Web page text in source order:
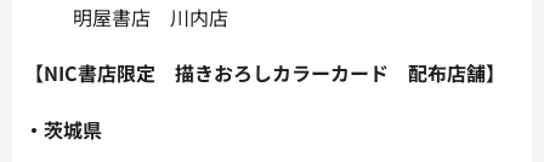
明屋書店 川内店
【NIC書店限定 描きおろしカラーカード 配布店舗】
・茨城県